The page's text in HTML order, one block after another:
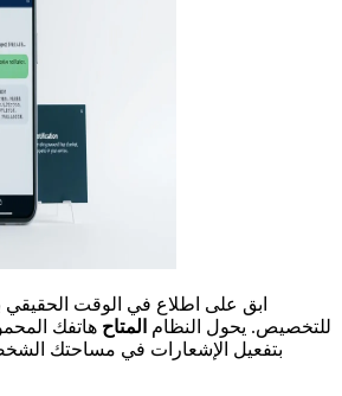
ابق على اطلاع في الوقت الحقيقي
للتخصيص. يحول النظام المتاح هاتفك
بتفعيل الإشعارات في مساحتك